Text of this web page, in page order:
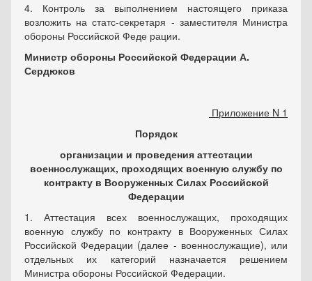
4. Контроль за выполнением настоящего приказа
возложить на статс-секретаря - заместителя Министра
обороны Российской Феде рации.
Министр обороны Российской Федерации А.
Сердюков
Приложение N 1
Порядок
организации и проведения аттестации
военнослужащих, проходящих военную службу по
контракту в Вооруженных Силах Российской
Федерации
1. Аттестация всех военнослужащих, проходящих
военную службу по контракту в Вооруженных Силах
Российской Федерации (далее - военнослужащие), или
отдельных их категорий назначается решением
Министра обороны Российской Федерации.